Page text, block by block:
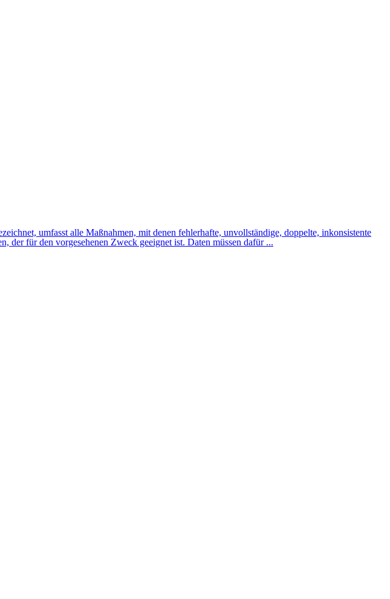
umfasst alle Maßnahmen, mit denen fehlerhafte, unvollständige, doppelte, inkonsistente
der für den vorgesehenen Zweck geeignet ist. Daten müssen dafür ...